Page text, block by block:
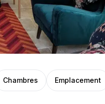
Chambres Emplacement